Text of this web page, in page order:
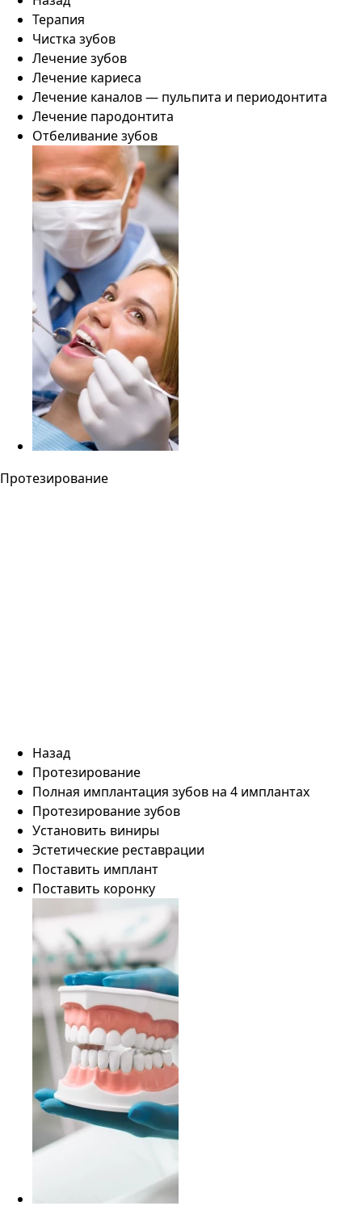
Терапия
Чистка зубов
Лечение зубов
Лечение кариеса
Лечение каналов — пульпита и периодонтита
Лечение пародонтита
Отбеливание зубов
Протезирование
Назад
Протезирование
Полная имплантация зубов на 4 имплантах
Протезирование зубов
Установить виниры
Эстетические реставрации
Поставить имплант
Поставить коронку